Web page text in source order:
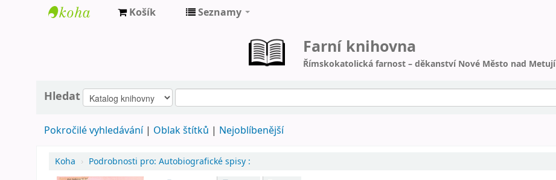
Město
Metují
Košík Seznamy
Farní knihovna
Římskokatolická farnost – děkanství Nové Město nad Metují
Hledat
Pokročilé vyhledávání Oblak štítků Nejoblíbenější
Koha › Podrobnosti pro: Autobiografické spisy :